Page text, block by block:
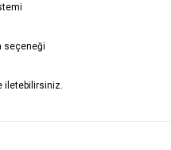
seçeneği
iletebilirsiniz.